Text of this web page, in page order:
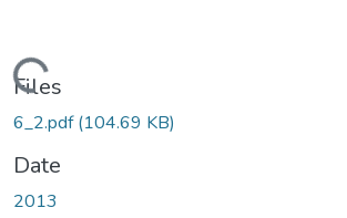
Loading...
Files
6_2.pdf(104.69 KB)
Date
2013